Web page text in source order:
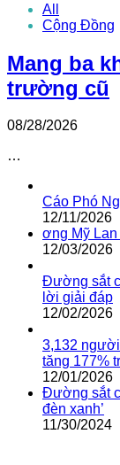
All
Cộng Đồng
Mang ba
trường cũ
08/28/2026
…
Cáo Phó
12/11/2026
ơng Mỹ
12/03/2026
Đường sắt
lời giải đáp
12/02/2026
3,132
tăng 177%
12/01/2026
Đường sắt
đèn xanh’
11/30/2024